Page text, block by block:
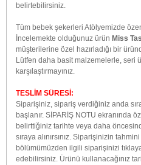
belirtebilirsiniz.
Tüm bebek şekerleri Atölyemizde
İncelemekte olduğunuz ürün Miss
müşterilerine özel hazırladığı bir
Lütfen daha basit malzemelerle, seri
karşılaştırmayınız.
TESLİM SÜRESİ:
Siparişiniz, sipariş verdiğiniz anda
başlanır. SİPARİŞ NOTU ekranında
belirttiğiniz tarihte veya daha
sıraya alınırsınız. Siparişinizin
bölümümüzden ilgili siparişinizi
edebilirsiniz. Ürünü kullanacağınız